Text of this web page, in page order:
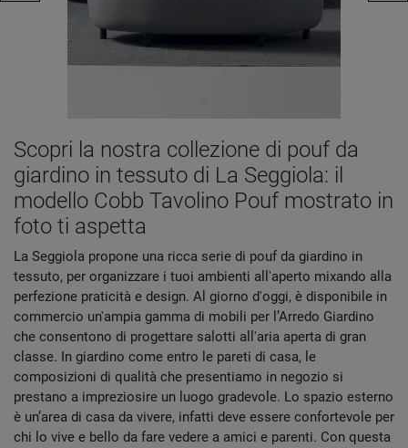
Scopri la nostra collezione di pouf da
giardino in tessuto di La Seggiola: il
modello Cobb Tavolino Pouf mostrato in
foto ti aspetta
La Seggiola propone una ricca serie di pouf da giardino in
tessuto, per organizzare i tuoi ambienti all'aperto mixando alla
perfezione praticità e design. Al giorno d'oggi, è disponibile in
commercio un'ampia gamma di mobili per l’Arredo Giardino
che consentono di progettare salotti all'aria aperta di gran
classe. In giardino come entro le pareti di casa, le
composizioni di qualità che presentiamo in negozio si
prestano a impreziosire un luogo gradevole. Lo spazio esterno
è un’area di casa da vivere, infatti deve essere confortevole per
chi lo vive e bello da fare vedere a amici e parenti. Con questa